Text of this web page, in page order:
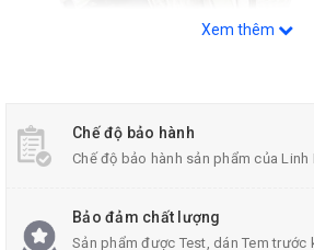
Đầu Jack Tay Hàn
Xem thêm
Chế độ bảo hành
Chế độ bảo hành sản phẩm của Linh
Bảo đảm chất lượng
Sản phẩm được Test, dán Tem